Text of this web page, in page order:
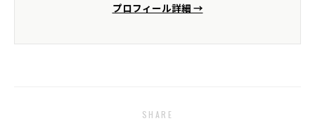
プロフィール詳細 →
SHARE